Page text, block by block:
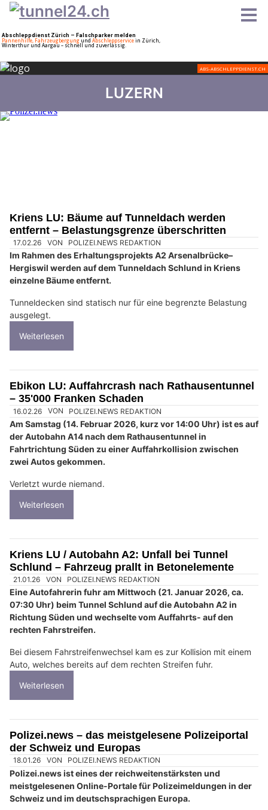
LUZERN
Kriens LU: Bäume auf Tunneldach werden
entfernt – Belastungsgrenze überschritten
17.02.26 VON POLIZEI.NEWS REDAKTION
Im Rahmen des Erhaltungsprojekts A2 Arsenalbrücke–
Hergiswil werden auf dem Tunneldach Schlund in Kriens
einzelne Bäume entfernt.
Tunneldecken sind statisch nur für eine begrenzte Belastung
ausgelegt.
Weiterlesen
Ebikon LU: Auffahrcrash nach Rathausentunnel
– 35'000 Franken Schaden
16.02.26 VON POLIZEI.NEWS REDAKTION
Am Samstag (14. Februar 2026, kurz vor 14:00 Uhr) ist es auf
der Autobahn A14 nach dem Rathausentunnel in
Fahrtrichtung Süden zu einer Auffahrkollision zwischen
zwei Autos gekommen.
Verletzt wurde niemand.
Weiterlesen
Kriens LU / Autobahn A2: Unfall bei Tunnel
Schlund – Fahrzeug prallt in Betonelemente
21.01.26 VON POLIZEI.NEWS REDAKTION
Eine Autofahrerin fuhr am Mittwoch (21. Januar 2026, ca.
07:30 Uhr) beim Tunnel Schlund auf die Autobahn A2 in
Richtung Süden und wechselte vom Auffahrts- auf den
rechten Fahrstreifen.
Bei diesem Fahrstreifenwechsel kam es zur Kollision mit einem
Auto, welches bereits auf dem rechten Streifen fuhr.
Weiterlesen
Polizei.news – das meistgelesene Polizeiportal
der Schweiz und Europas
18.01.26 VON POLIZEI.NEWS REDAKTION
Polizei.news ist eines der reichweitenstärksten und
meistgelesenen Online-Portale für Polizeimeldungen in der
Schweiz und im deutschsprachigen Europa.